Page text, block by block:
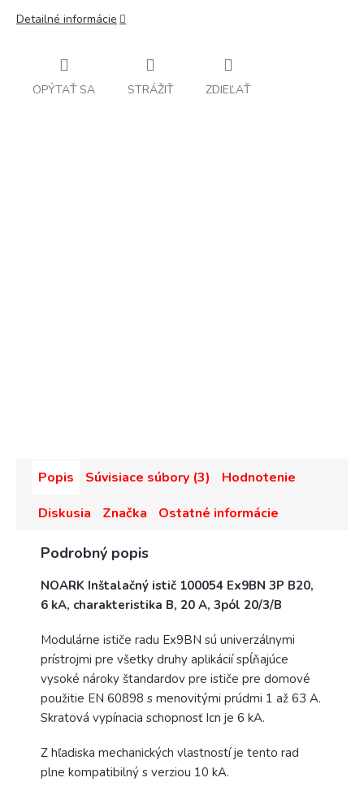
Detailné informácie
OPÝTAŤ SA STRÁŽIŤ ZDIEĽAŤ
Popis Súvisiace súbory (3)
Hodnotenie
Diskusia
Značka Ostatné informácie
Podrobný popis
NOARK Inštalačný istič 100054 Ex9BN 3P B20,
6 kA, charakteristika B, 20 A, 3pól 20/3/B
Modulárne ističe radu Ex9BN sú univerzálnymi
prístrojmi pre všetky druhy aplikácií spĺňajúce
vysoké nároky štandardov pre ističe pre domové
použitie EN 60898 s menovitými prúdmi 1 až 63 A.
Skratová vypínacia schopnosť Icn je 6 kA.
Z hľadiska mechanických vlastností je tento rad
plne kompatibilný s verziou 10 kA.